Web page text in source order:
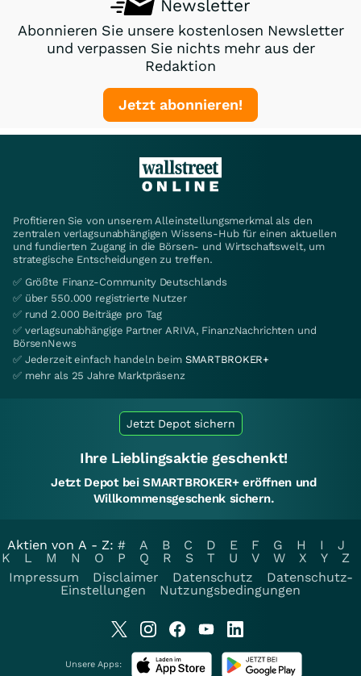
Newsletter
Abonnieren Sie unsere kostenlosen Newsletter
und verpassen Sie nichts mehr aus der
Redaktion
Jetzt abonnieren!
Profitieren Sie von unserem Alleinstellungsmerkmal als den
zentralen verlagsunabhängigen Wissens-Hub für einen aktuellen
und fundierten Zugang in die Börsen- und Wirtschaftswelt, um
strategische Entscheidungen zu treffen.
✅ Größte Finanz-Community Deutschlands
✅ über 550.000 registrierte Nutzer
✅ rund 2.000 Beiträge pro Tag
✅ verlagsunabhängige Partner ARIVA, FinanzNachrichten und
BörsenNews
✅ Jederzeit einfach handeln beim SMARTBROKER+
✅ mehr als 25 Jahre Marktpräsenz
Jetzt Depot sichern
Ihre Lieblingsaktie geschenkt!
Jetzt Depot bei SMARTBROKER+ eröffnen und
Willkommensgeschenk sichern.
Aktien von A - Z: # A B C D E F G H I
J
K
L M N O P Q R S T U V W X Y
Z
Impressum
Disclaimer Datenschutz
Datenschutz-
Einstellungen
Nutzungsbedingungen
Unsere Apps: